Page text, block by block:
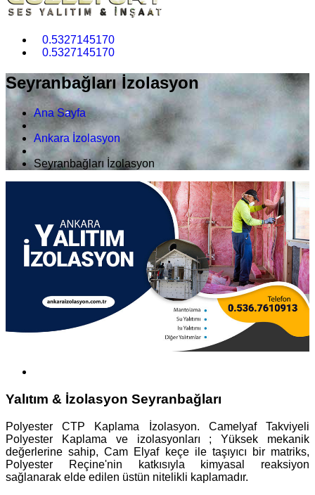
0.5327145170
0.5327145170
Seyranbağları İzolasyon
Ana Sayfa
Ankara İzolasyon
Seyranbağları İzolasyon
Yalıtım & İzolasyon Seyranbağları
Polyester CTP Kaplama İzolasyon. Camelyaf Takviyeli
Polyester Kaplama ve izolasyonları ; Yüksek mekanik
değerlerine sahip, Cam Elyaf keçe ile taşıyıcı bir matriks,
Polyester Reçine'nin katkısıyla kimyasal reaksiyon
sağlanarak elde edilen üstün nitelikli kaplamadır.